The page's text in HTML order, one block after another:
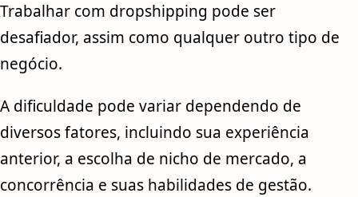
Trabalhar com dropshipping pode ser
desafiador, assim como qualquer outro tipo de
negócio.
A dificuldade pode variar dependendo de
diversos fatores, incluindo sua experiência
anterior, a escolha de nicho de mercado, a
concorrência e suas habilidades de gestão.